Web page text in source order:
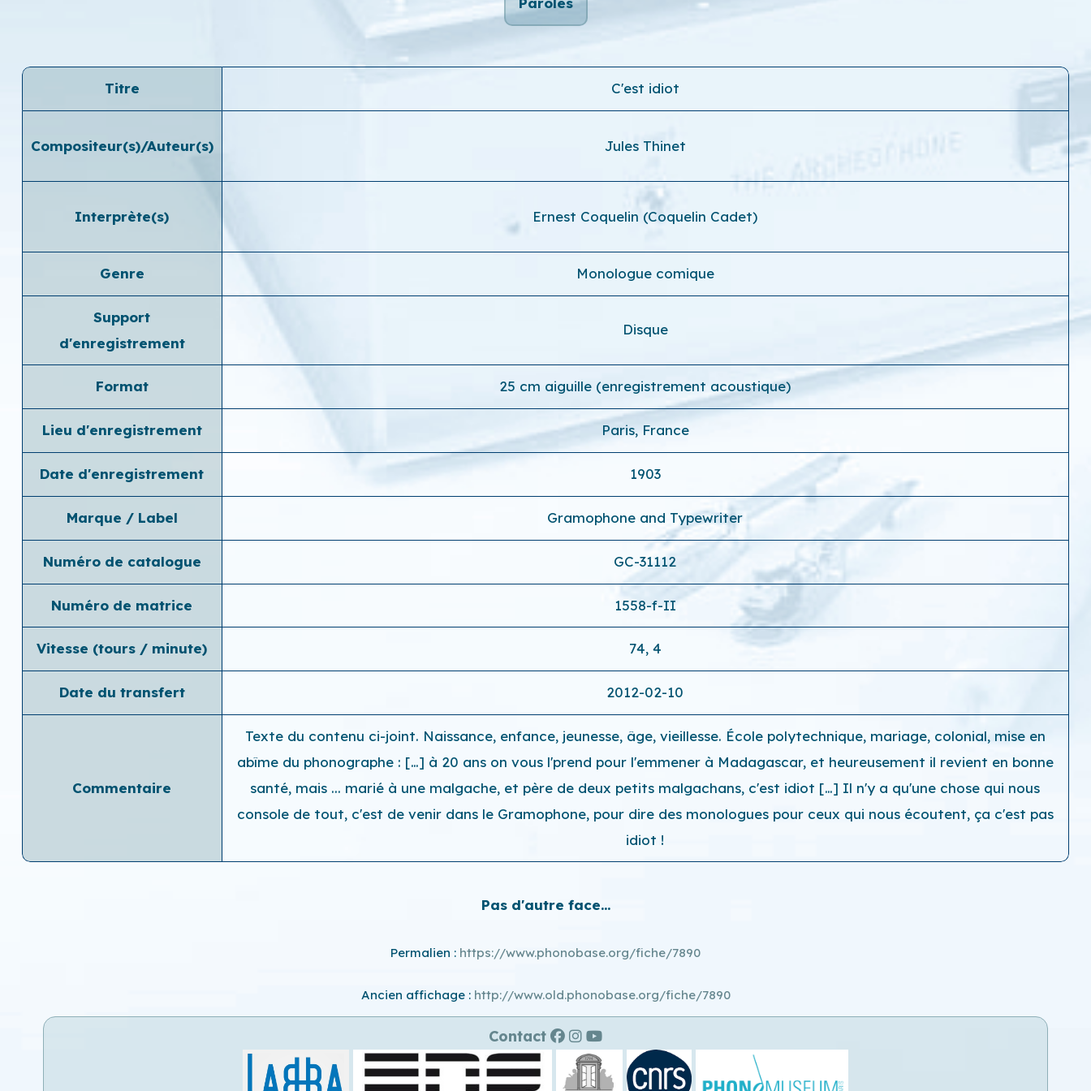
Titre C'est idiot
Compositeur(s)/Auteur(s) Jules Thinet
Interprète(s) Ernest Coquelin (Coquelin Cadet)
Genre Monologue comique
Support
d'enregistrement
Disque
Format 25 cm aiguille (enregistrement acoustique)
Lieu d'enregistrement Paris, France
Date d'enregistrement 1903
Marque / Label Gramophone and Typewriter
Numéro de catalogue GC-31112
Numéro de matrice 1558-f-II
Vitesse (tours / minute) 74, 4
Date du transfert 2012-02-10
Commentaire
Texte du contenu ci-joint. Naissance, enfance, jeunesse, âge, vieillesse. École polytechnique, mariage, colonial, mise en
abîme du phonographe : […] à 20 ans on vous l'prend pour l'emmener à Madagascar, et heureusement il revient en bonne
santé, mais ... marié à une malgache, et père de deux petits malgachans, c'est idiot […] Il n'y a qu'une chose qui nous
console de tout, c'est de venir dans le Gramophone, pour dire des monologues pour ceux qui nous écoutent, ça c'est pas
idiot !
Pas d'autre face...
Permalien : https://www.phonobase.org/fiche/7890
Ancien affichage : http://www.old.phonobase.org/fiche/7890
Contact